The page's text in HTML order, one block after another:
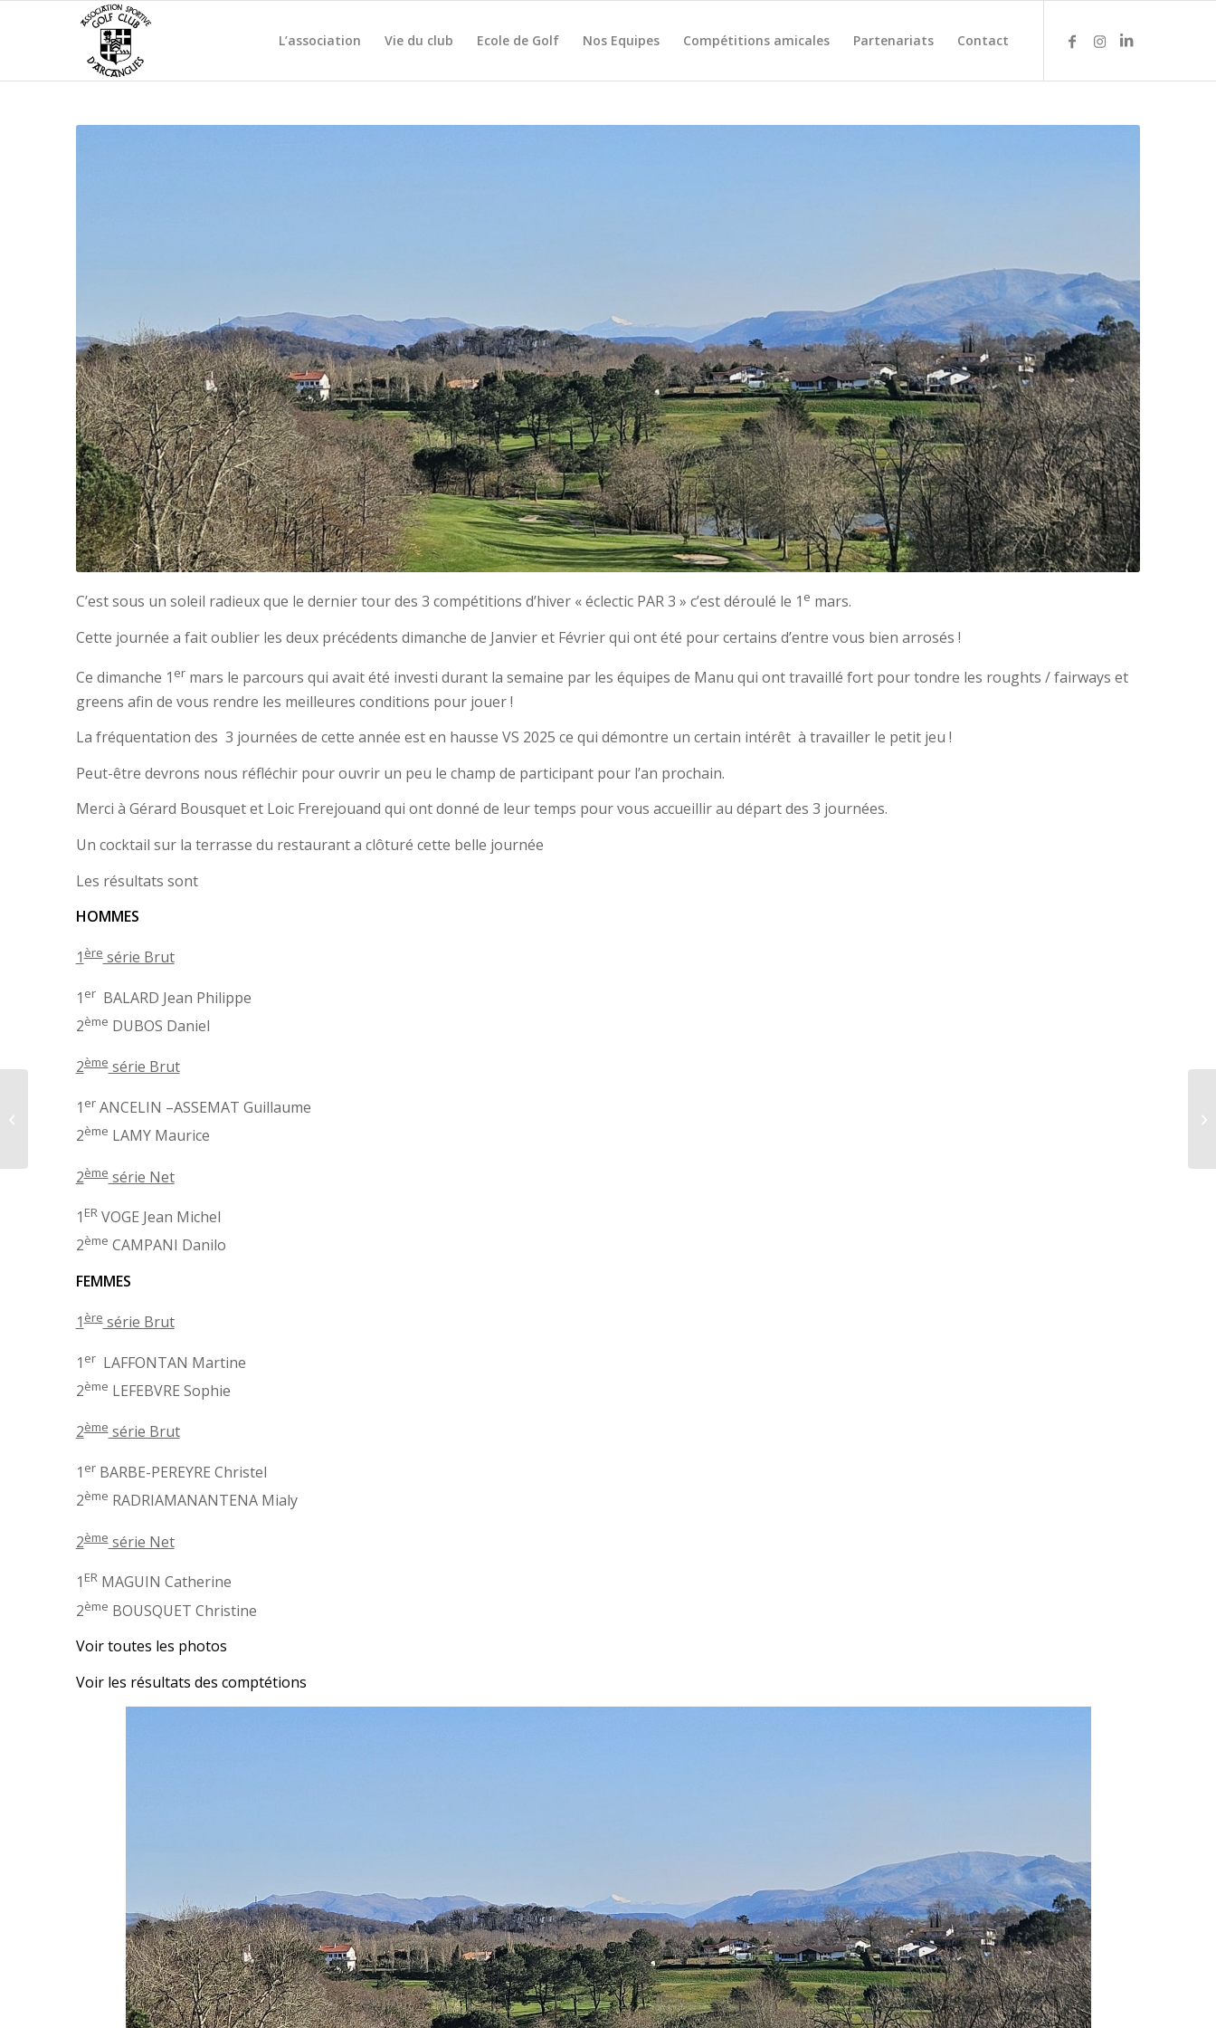
L’association Vie du club Ecole de Golf Nos Equipes Compétitions amicales Partenariats Contact
C’est sous un soleil radieux que le dernier tour des 3 compétitions d’hiver « éclectic PAR 3 » c’est déroulé le 1 e mars.
Cette journée a fait oublier les deux précédents dimanche de Janvier et Février qui ont été pour certains d’entre vous bien arrosés !
Ce dimanche 1 ermars le parcours qui avait été investi durant la semaine par les équipes de Manu qui ont travaillé fort pour tondre les roughts / fairways et
greens afin de vous rendre les meilleures conditions pour jouer !
La fréquentation des 3 journées de cette année est en hausse VS 2025 ce qui démontre un certain intérêt à travailler le petit jeu !
Peut-être devrons nous réfléchir pour ouvrir un peu le champ de participant pour l’an prochain.
Merci à Gérard Bousquet et Loic Frerejouand qui ont donné de leur temps pour vous accueillir au départ des 3 journées.
Un cocktail sur la terrasse du restaurant a clôturé cette belle journée
Les résultats sont
HOMMES
1èresérie Brut
1 erBALARD Jean Philippe
2ème DUBOS Daniel
2èmesérie Brut
1 erANCELIN –ASSEMAT Guillaume
2ème LAMY Maurice
2èmesérie Net
1ERVOGE Jean Michel
2ème CAMPANI Danilo
FEMMES
1èresérie Brut
1 erLAFFONTAN Martine
2ème LEFEBVRE Sophie
2èmesérie Brut
1 erBARBE-PEREYRE Christel
2ème RADRIAMANANTENA Mialy
2èmesérie Net
1ERMAGUIN Catherine
2ème BOUSQUET Christine
Voir toutes les photos
Voir les résultats des comptétions
Rencontre à Moliets